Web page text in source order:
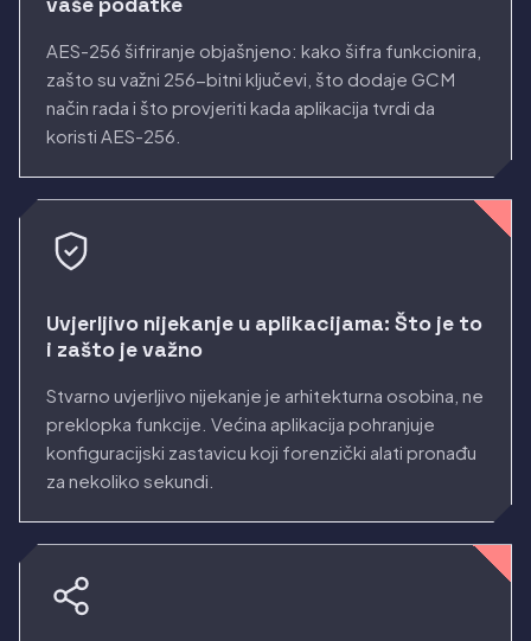
AES-256 šifriranje objašnjeno: kako šifra funkcionira,
zašto su važni 256-bitni ključevi, što dodaje GCM
način rada i što provjeriti kada aplikacija tvrdi da
koristi AES-256.
Uvjerljivo nijekanje u aplikacijama: Što je to
i zašto je važno
Stvarno uvjerljivo nijekanje je arhitekturna osobina, ne
preklopka funkcije. Većina aplikacija pohranjuje
konfiguracijski zastavicu koji forenzički alati pronađu
za nekoliko sekundi.